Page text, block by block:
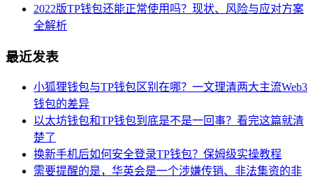
2022版TP钱包还能正常使用吗？现状、风险与应对方案
全解析
最近发表
小狐狸钱包与TP钱包区别在哪？一文理清两大主流Web3
钱包的差异
以太坊钱包和TP钱包到底是不是一回事？看完这篇就清
楚了
换新手机后如何安全登录TP钱包？保姆级实操教程
需要提醒的是，华英会是一个涉嫌传销、非法集资的非